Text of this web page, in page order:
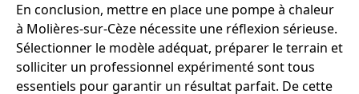
En conclusion, mettre en place une pompe à chaleur
à Molières-sur-Cèze nécessite une réflexion sérieuse.
Sélectionner le modèle adéquat, préparer le terrain et
solliciter un professionnel expérimenté sont tous
essentiels pour garantir un résultat parfait. De cette